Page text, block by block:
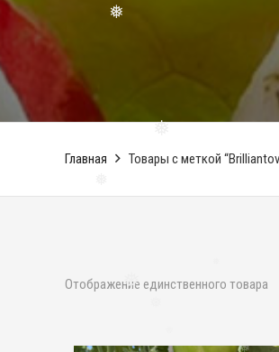
❅
❅
Главная Товары с меткой
Отображение единственного товара